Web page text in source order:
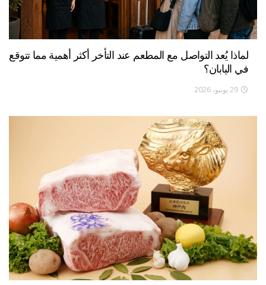
لماذا يُعد التواصل مع المطعم عند التأخر أكثر أهمية مما تتوقع
في اليابان؟
29 يونيو، 2026